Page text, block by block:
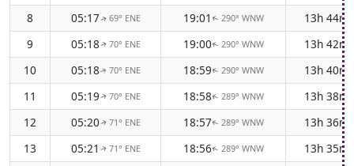
8
05:17↑ 69° ENE 19:01 ↑ 290° WNW
13h 44m
9
05:18↑ 70° ENE 19:00↑ 290° WNW
13h 42m
10
05:18↑ 70° ENE 18:59↑ 290° WNW
13h 40m
11
05:19↑ 70° ENE 18:58↑ 289° WNW
13h 38m
12
05:20↑ 71° ENE 18:57↑ 289° WNW
13h 36m
13
05:21 ↑ 71° ENE 18:56↑ 289° WNW
13h 35m